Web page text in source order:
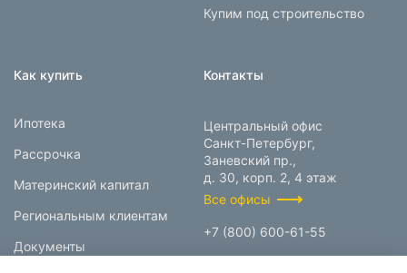
Купим под строительство
Как купить
Ипотека
Рассрочка
Материнский капитал
Региональным клиентам
Документы
Контакты
Центральный офис
Санкт-Петербург,
Заневский пр.,
д. 30, корп. 2, 4 этаж
Все офисы
+7 (800) 600-61-55